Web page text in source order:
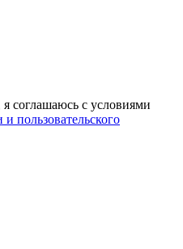
соглашаюсь с условиями
пользовательского